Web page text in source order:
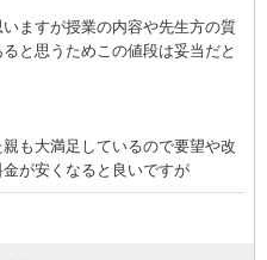
ますが授業の内容や先生方の質
と思うためこの値段は妥当だと
も大満足しているので要望や改
が安くなると良いですが